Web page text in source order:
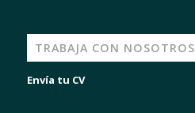
TRABAJA CON NOSOTROS
Envía tu CV